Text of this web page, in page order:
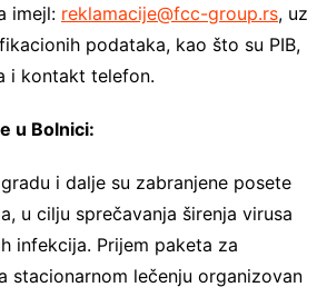
imejl: reklamacije@fcc-group.rs, uz
podataka, kao što su PIB,
i kontakt telefon.
u Bolnici:
i dalje su zabranjene posete
u cilju sprečavanja širenja virusa
infekcija. Prijem paketa za
stacionarnom lečenju organizovan